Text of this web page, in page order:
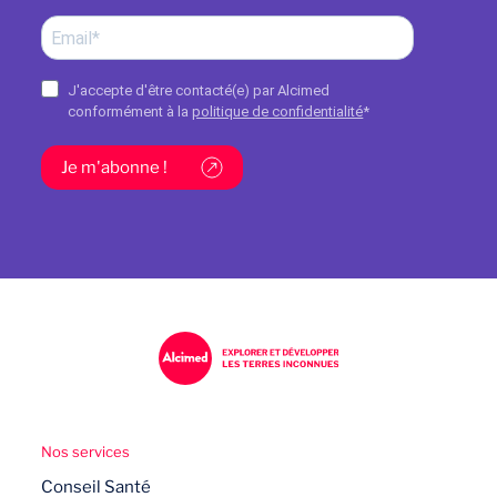
J'accepte d'être contacté(e) par Alcimed
conformément à la politique de confidentialité*
Je m'abonne !
Nos services
Conseil Santé